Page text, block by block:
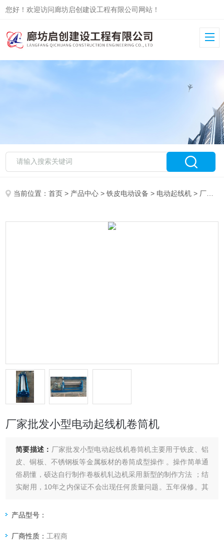
您好！欢迎访问廊坊启创建设工程有限公司网站！
当前位置：首页 > 产品中心 >铁皮电动设备 > 电动起线机 > 厂家批发小型电动起线机卷筒机
厂家批发小型电动起线机卷筒机
简要描述： 厂家批发小型电动起线机卷筒机主要用于铁皮、铝
皮、铜板、不锈钢板等金属板材的卷筒成型操作 。操作简单通
俗易懂，硕达自行制作卷板机轧边机采用新型的制作方法 ；结
实耐用，10年之内保证不会出现任何质量问题。五年保修。其
辊平直，使用受力均匀，三辊不挤压
产品型号：
厂商性质： 工程商